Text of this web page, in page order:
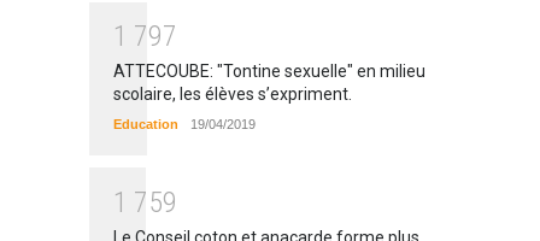
1 797
ATTECOUBE: "Tontine sexuelle" en milieu
scolaire, les élèves s’expriment.
Education 19/04/2019
1 759
Le Conseil coton et anacarde forme plus